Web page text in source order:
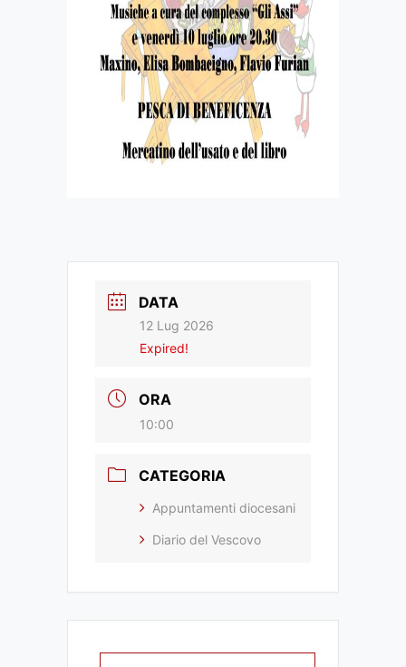
DATA
12 Lug 2026
Expired!
ORA
10:00
CATEGORIA
Appuntamenti diocesani
Diario del Vescovo